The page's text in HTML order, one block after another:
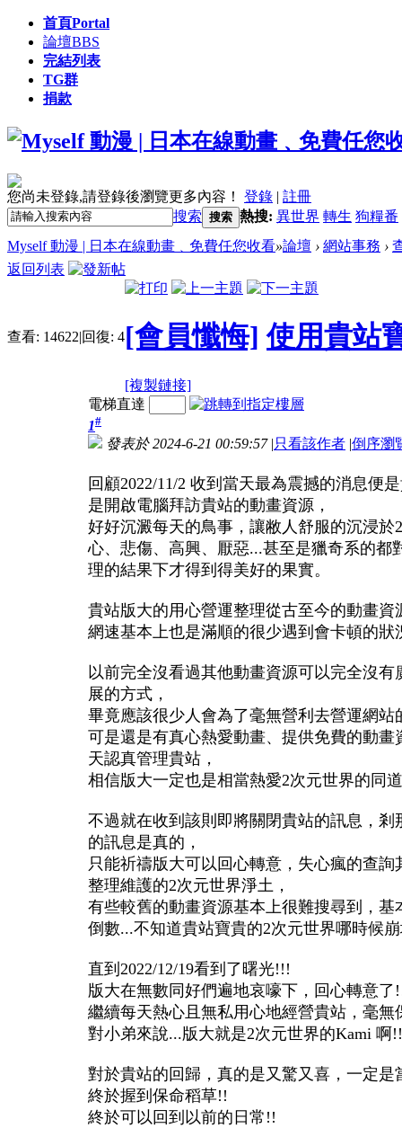
首頁Portal
論壇BBS
完結列表
TG群
捐款
您尚未登錄,請登錄後瀏覽更多內容！ 登錄 | 註冊
搜索 搜索 熱搜: 異世界 轉生 狗糧番
Myself 動漫 | 日本在線動畫﹑免費任您收看»論壇 › 網站事務 ›
返回列表
查看: 14622|回復: 4[會員懺悔] 使用貴站
[複製鏈接]
電梯直達
1#
發表於 2024-6-21 00:59:57 |只看該作者 |倒序瀏
回顧2022/11/2 收到當天最為震撼的消息便
是開啟電腦拜訪貴站的動畫資源，
好好沉澱每天的鳥事，讓敝人舒服的沉浸
心、悲傷、高興、厭惡...甚至是獵奇系的
理的結果下才得到得美好的果實。
貴站版大的用心營運整理從古至今的動畫資
網速基本上也是滿順的很少遇到會卡頓的
以前完全沒看過其他動畫資源可以完全沒
展的方式，
畢竟應該很少人會為了毫無營利去營運網站
可是還是有真心熱愛動畫、提供免費的動
天認真管理貴站，
相信版大一定也是相當熱愛2次元世界的同
不過就在收到該則即將關閉貴站的訊息，
的訊息是真的，
只能祈禱版大可以回心轉意，失心瘋的查
整理維護的2次元世界淨土，
有些較舊的動畫資源基本上很難搜尋到，
倒數...不知道貴站寶貴的2次元世界哪時候
直到2022/12/19看到了曙光!!!
版大在無數同好們遍地哀嚎下，回心轉意了
繼續每天熱心且無私用心地經營貴站，毫無
對小弟來說...版大就是2次元世界的Kami 啊
對於貴站的回歸，真的是又驚又喜，一定
終於握到保命稻草!!
終於可以回到以前的日常!!